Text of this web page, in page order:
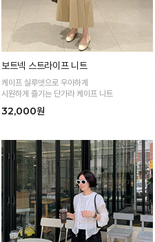
보트넥 스트라이프 니트
케이프 실루엣으로 우아하게
시원하게 즐기는 단가라 케이프 니트
32,000원